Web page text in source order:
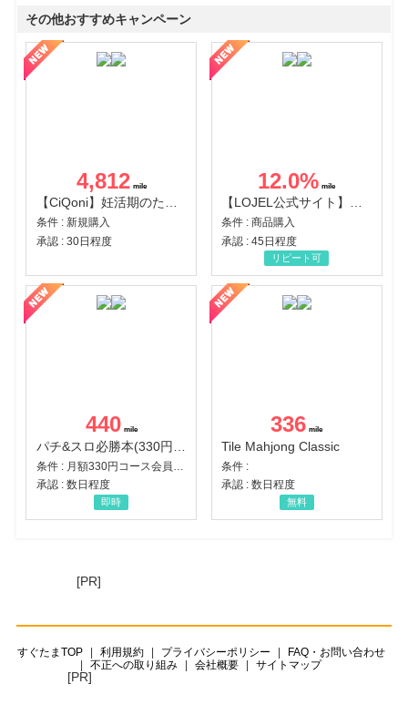
その他おすすめキャンペーン
4,812
【CiQoni】妊活期のための葉酸サプリ
条件 : 新規購入
承認 : 30日程度
12.0%
【LOJEL公式サイト】スーツケース・バッグ
条件 : 商品購入
承認 : 45日程度
リピート可
440
承認 : 数日程度
即時
336
Tile Mahjong Classic
条件 :
承認 : 数日程度
無料
[PR]
すぐたまTOP 利用規約 プライバシーポリシー
FAQ・お問い合わせ
不正への取り組み
会社概要 サイトマップ
[PR]